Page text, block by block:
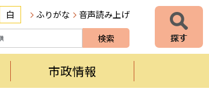
白 ふりがな 音声読み上げ
市政情報